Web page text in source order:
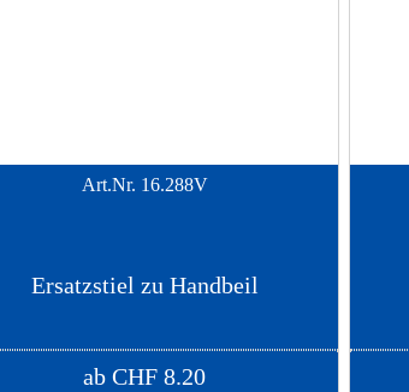
Art.Nr. 16.288V
Ersatzstiel zu Handbeil
ab CHF 8.20